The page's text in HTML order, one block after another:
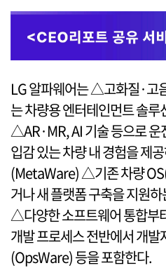
LG 알파웨어는 △고화질·고
는 차량용 엔터테인먼트 솔
△AR·MR, AI 기술 등으로 운
입감 있는 차량 내 경험을 제
(MetaWare) △기존 차량
거나 새 플랫폼 구축을 지원
△다양한 소프트웨어 통합부
개발 프로세스 전반에서 개발
(OpsWare) 등을 포함한다.